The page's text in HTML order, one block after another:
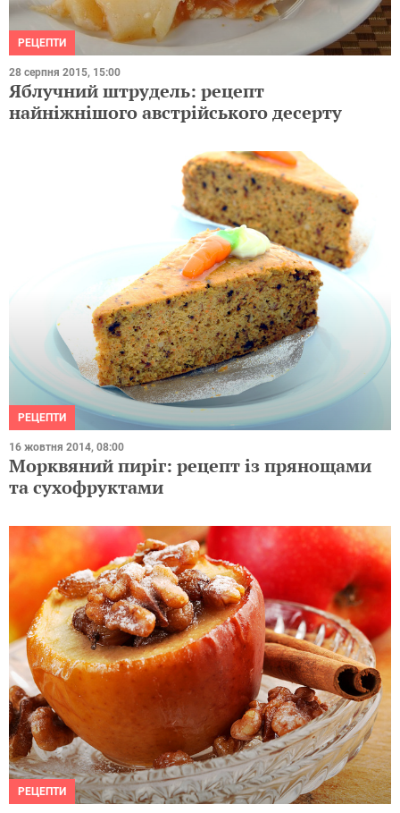
РЕЦЕПТИ
28 серпня 2015, 15:00
Яблучний штрудель: рецепт
найніжнішого австрійського десерту
РЕЦЕПТИ
16 жовтня 2014, 08:00
Морквяний пиріг: рецепт із прянощами
та сухофруктами
РЕЦЕПТИ